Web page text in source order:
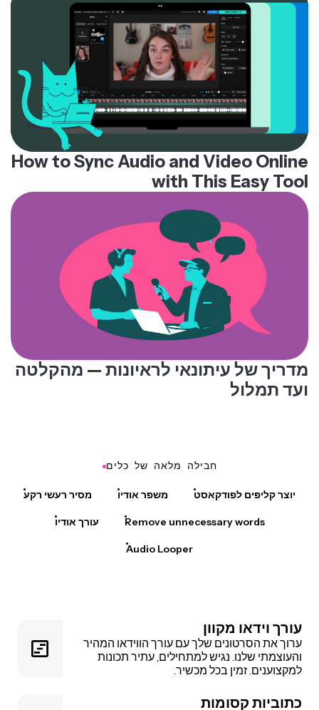
How to Sync Audio and Video Online
with This Easy Tool
מדריך של עיתונאי לראיונות — מהקלטה
ועד תמלול
חבילה מלאה של כלים
מסיר רעשי רקע משפר אודיו יוצר קליפים לפודקאסט
עורך אודיו Remove unnecessary words
Audio Looper
עורך וידאו מקוון
ערוך את הסרטונים שלך עם עורך הווידאו המהיר
והעוצמתי שלנו. נגיש למתחילים, עתיר תכונות
למקצוענים. זמין בכל מכשיר.
כתוביות קסומות